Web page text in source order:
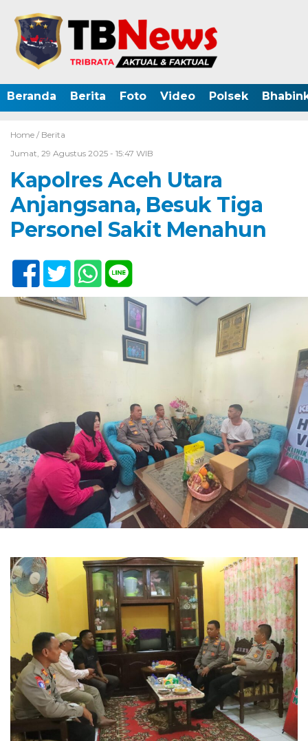
Beranda Berita Foto Video Polsek
Home / Berita
Jumat, 29 Agustus 2025 - 15:47 WIB
Kapolres Aceh Utara
Anjangsana, Besuk Tiga
Personel Sakit Menahun